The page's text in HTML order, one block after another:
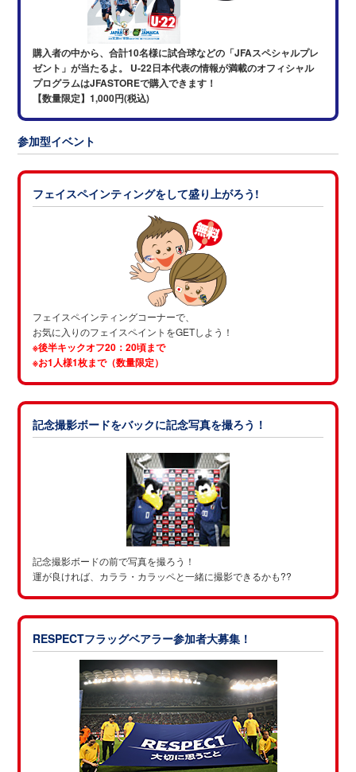
購入者の中から、合計10名様に試合球などの「JFAスペシャルプレ
ゼント」が当たるよ。 U-22日本代表の情報が満載のオフィシャル
プログラムはJFASTOREで購入できます！
【数量限定】1,000円(税込)
参加型イベント
フェイスペインティングをして盛り上がろう!
フェイスペインティングコーナーで、
お気に入りのフェイスペイントをGETしよう！
※後半キックオフ20：20頃まで
※お1人様1枚まで（数量限定）
記念撮影ボードをバックに記念写真を撮ろう！
記念撮影ボードの前で写真を撮ろう！
運が良ければ、カララ・カラッペと一緒に撮影できるかも??
RESPECTフラッグベアラー参加者大募集！